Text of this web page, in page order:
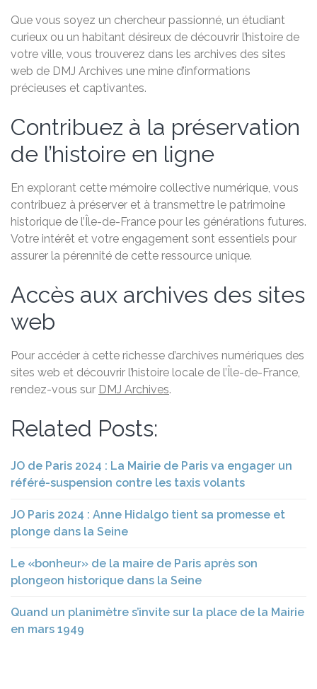
Que vous soyez un chercheur passionné, un étudiant
curieux ou un habitant désireux de découvrir l’histoire de
votre ville, vous trouverez dans les archives des sites
web de DMJ Archives une mine d’informations
précieuses et captivantes.
Contribuez à la préservation
de l’histoire en ligne
En explorant cette mémoire collective numérique, vous
contribuez à préserver et à transmettre le patrimoine
historique de l’Île-de-France pour les générations futures.
Votre intérêt et votre engagement sont essentiels pour
assurer la pérennité de cette ressource unique.
Accès aux archives des sites
web
Pour accéder à cette richesse d’archives numériques des
sites web et découvrir l’histoire locale de l’Île-de-France,
rendez-vous sur DMJ Archives.
Related Posts:
JO de Paris 2024 : La Mairie de Paris va engager un
référé-suspension contre les taxis volants
JO Paris 2024 : Anne Hidalgo tient sa promesse et
plonge dans la Seine
Le «bonheur» de la maire de Paris après son
plongeon historique dans la Seine
Quand un planimètre s’invite sur la place de la Mairie
en mars 1949